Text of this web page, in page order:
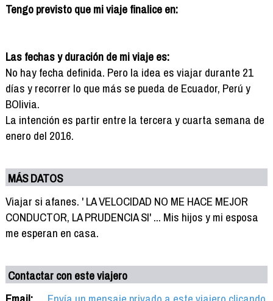
Tengo previsto que mi viaje finalice en:
Las fechas y duración de mi viaje es:
No hay fecha definida. Pero la idea es viajar durante 21
días y recorrer lo que más se pueda de Ecuador, Perú y
BOlivia.
La intención es partir entre la tercera y cuarta semana de
enero del 2016.
MÁS DATOS
Viajar si afanes. ' LA VELOCIDAD NO ME HACE MEJOR
CONDUCTOR, LA PRUDENCIA SI' ... Mis hijos y mi esposa
me esperan en casa.
Contactar con este viajero